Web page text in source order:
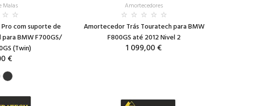
Malas
Pro com suporte de
BMW F700GS/
(Twin)
€
Amortecedores
Amortecedor Trás Touratech para BMW
F800GS até 2012 Nivel 2
1 099,00 €